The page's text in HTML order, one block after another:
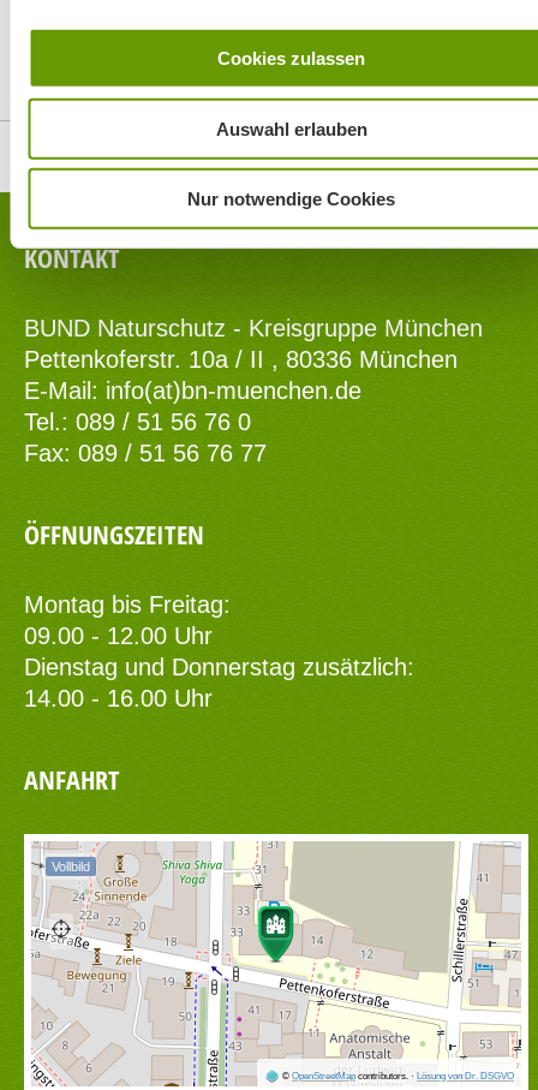
Cookies zulassen
Auswahl erlauben
Nur notwendige Cookies
Top
KONTAKT
BUND Naturschutz - Kreisgruppe München
Pettenkoferstr. 10a / II , 80336 München
E-Mail: info(at)bn-muenchen.de
Tel.: 089 / 51 56 76 0
Fax: 089 / 51 56 76 77
ÖFFNUNGSZEITEN
Montag bis Freitag:
09.00 - 12.00 Uhr
Dienstag und Donnerstag zusätzlich:
14.00 - 16.00 Uhr
ANFAHRT
© OpenStreetMapcontributors. · Lösung von Dr. DSGVO
Vollbild